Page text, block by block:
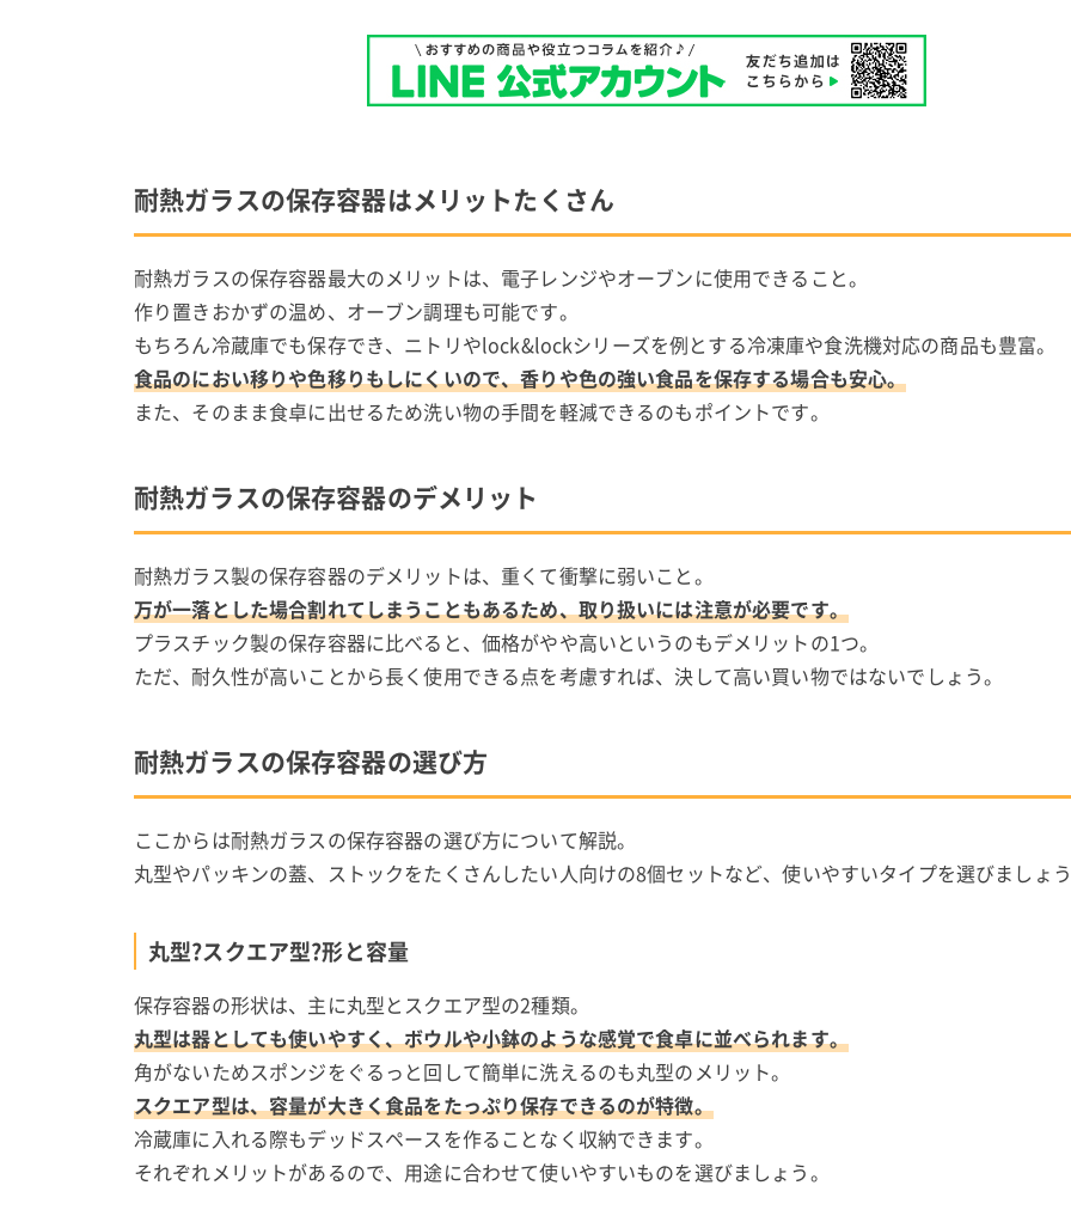
耐熱ガラスの保存容器はメリットたくさん
耐熱ガラスの保存容器最大のメリットは、電子レンジやオーブンに使用できること。
作り置きおかずの温め、オーブン調理も可能です。
もちろん冷蔵庫でも保存でき、ニトリやlock&lockシリーズを例とする冷凍庫や食洗機対応の商品も豊富。
食品のにおい移りや色移りもしにくいので、香りや色の強い食品を保存する場合も安心。
また、そのまま食卓に出せるため洗い物の手間を軽減できるのもポイントです。
耐熱ガラスの保存容器のデメリット
耐熱ガラス製の保存容器のデメリットは、重くて衝撃に弱いこと。
万が一落とした場合割れてしまうこともあるため、取り扱いには注意が必要です。
プラスチック製の保存容器に比べると、価格がやや高いというのもデメリットの1つ。
ただ、耐久性が高いことから長く使用できる点を考慮すれば、決して高い買い物ではないでしょう。
耐熱ガラスの保存容器の選び方
ここからは耐熱ガラスの保存容器の選び方について解説。
丸型やパッキンの蓋、ストックをたくさんしたい人向けの8個セットなど、使いやすいタイプを選びましょう
丸型?スクエア型?形と容量
保存容器の形状は、主に丸型とスクエア型の2種類。
丸型は器としても使いやすく、ボウルや小鉢のような感覚で食卓に並べられます。
角がないためスポンジをぐるっと回して簡単に洗えるのも丸型のメリット。
スクエア型は、容量が大きく食品をたっぷり保存できるのが特徴。
冷蔵庫に入れる際もデッドスペースを作ることなく収納できます。
それぞれメリットがあるので、用途に合わせて使いやすいものを選びましょう。